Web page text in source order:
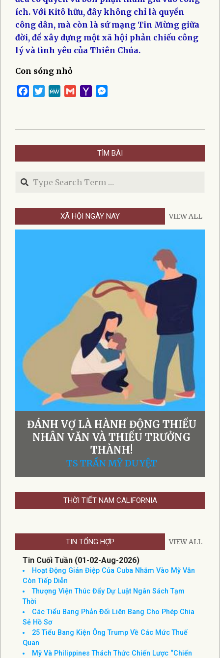
ích. Với Kitô hữu, đây không chỉ là quyền
công dân, mà còn là sứ mạng Tin Mừng giữa
đời, để xây dựng một xã hội phản chiếu công
lý và tình yêu của Thiên Chúa.​
Con sóng nhỏ
Facebook
TwitterMeWeGmailYahoo
09-
16
TÌM BÀI
Search
XÃ HỘI NGÀY NAY VIEW ALL
ĐÁNH VỢ LÀ HÀNH ĐỘNG THIẾU
NHÂN VĂN VÀ THIẾU TRƯỞNG
THÀNH!
TS TRẦN MỸ DUYỆT
THỜI TIẾT NAM CALIFORNIA
TIN TỔNG HỢP VIEW ALL
Tin Cuối Tuần (01-02-Aug-2026)
Hoạt Động Gián Điệp Của Cuba Nhắm Vào Mỹ Vẫn
Còn Tiếp Diễn
Thượng Viện Thúc Đẩy Dự Luật Ngân Sách Tạm
Thời
Các Tiểu Bang Phản Đối Liên Bang Cho Phép Chia
Sẻ Hồ Sơ
25 Tiểu Bang Kiện Ông Trump Về Các Mức Thuế
Quan
Mỹ Và Philippines Thách Thức Chiến Lược “Chiến